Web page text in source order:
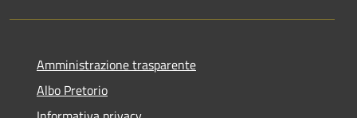
Amministrazione trasparente
Albo Pretorio